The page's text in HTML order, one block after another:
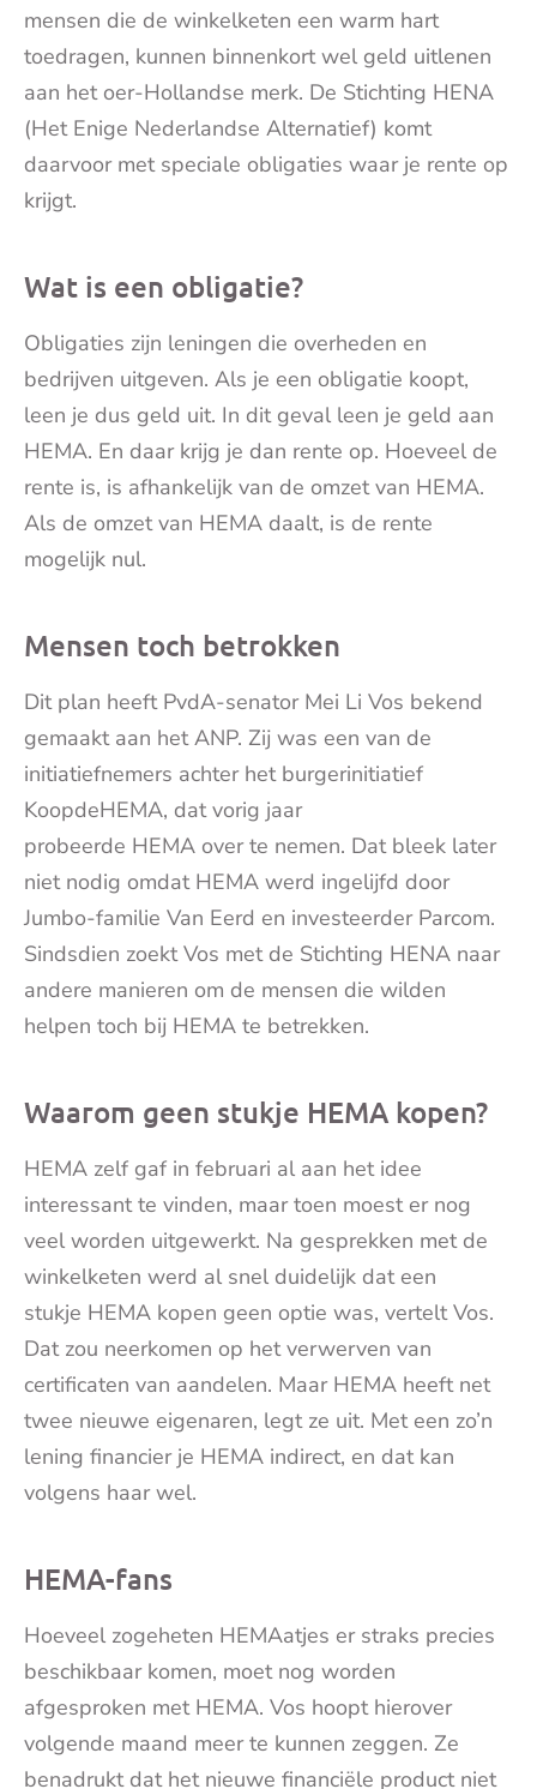
mensen die de winkelketen een warm hart
toedragen, kunnen binnenkort wel geld uitlenen
aan het oer-Hollandse merk. De Stichting HENA
(Het Enige Nederlandse Alternatief) komt
daarvoor met speciale obligaties waar je rente op
krijgt.
Wat is een obligatie?
Obligaties zijn leningen die overheden en
bedrijven uitgeven. Als je een obligatie koopt,
leen je dus geld uit. In dit geval leen je geld aan
HEMA. En daar krijg je dan rente op. Hoeveel de
rente is, is afhankelijk van de omzet van HEMA.
Als de omzet van HEMA daalt, is de rente
mogelijk nul.
Mensen toch betrokken
Dit plan heeft PvdA-senator Mei Li Vos bekend
gemaakt aan het ANP. Zij was een van de
initiatiefnemers achter het burgerinitiatief
KoopdeHEMA, dat vorig jaar
probeerde HEMA over te nemen. Dat bleek later
niet nodig omdat HEMA werd ingelijfd door
Jumbo-familie Van Eerd en investeerder Parcom.
Sindsdien zoekt Vos met de Stichting HENA naar
andere manieren om de mensen die wilden
helpen toch bij HEMA te betrekken.
Waarom geen stukje HEMA kopen?
HEMA zelf gaf in februari al aan het idee
interessant te vinden, maar toen moest er nog
veel worden uitgewerkt. Na gesprekken met de
winkelketen werd al snel duidelijk dat een
stukje HEMA kopen geen optie was, vertelt Vos.
Dat zou neerkomen op het verwerven van
certificaten van aandelen. Maar HEMA heeft net
twee nieuwe eigenaren, legt ze uit. Met een zo’n
lening financier je HEMA indirect, en dat kan
volgens haar wel.
HEMA-fans
Hoeveel zogeheten HEMAatjes er straks precies
beschikbaar komen, moet nog worden
afgesproken met HEMA. Vos hoopt hierover
volgende maand meer te kunnen zeggen. Ze
benadrukt dat het nieuwe financiële product niet